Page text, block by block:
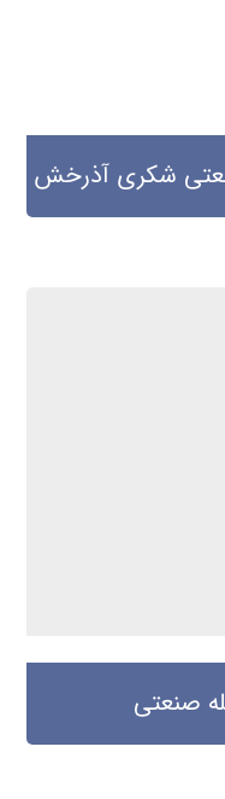
شکری آذرخش
صنعتی